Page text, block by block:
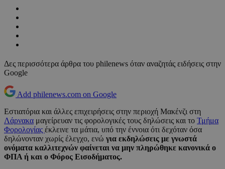
Δες περισσότερα άρθρα του philenews όταν αναζητάς ειδήσεις στην
Google
Add philenews.com on Google
Εστιατόρια και άλλες επιχειρήσεις στην περιοχή Μακένζι στη
Λάρνακα μαγείρευαν τις φορολογικές τους δηλώσεις και το Τμήμα
Φορολογίας έκλεινε τα μάτια, υπό την έννοια ότι δεχόταν όσα
δηλώνονταν χωρίς έλεγχο, ενώ για εκδηλώσεις με γνωστά
ονόματα καλλιτεχνών φαίνεται να μην πληρώθηκε κανονικά ο
ΦΠΑ ή και ο Φόρος Εισοδήματος.